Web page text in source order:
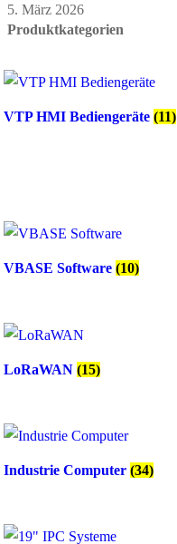
5. März 2026
Produktkategorien
VTP HMI Bediengeräte (11)
VBASE Software (10)
LoRaWAN (15)
Industrie Computer (34)